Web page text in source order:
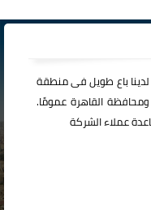
باع طويل فى منطقة
القاهرة عمومًا.
عملاء الشركة